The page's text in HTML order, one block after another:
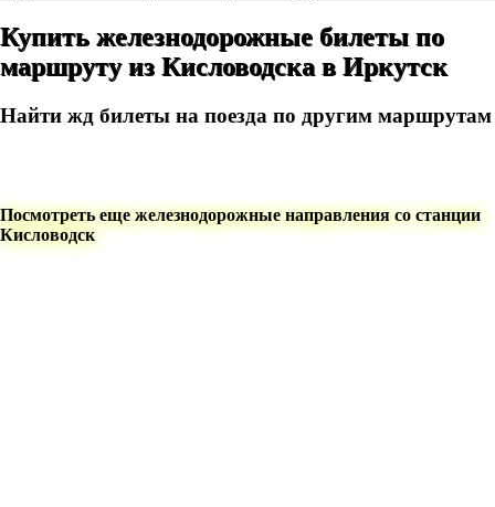
Купить железнодорожные билеты по
маршруту из Кисловодска в Иркутск
Найти жд билеты на поезда по другим маршрутам
Посмотреть еще железнодорожные направления со станции
Кисловодск